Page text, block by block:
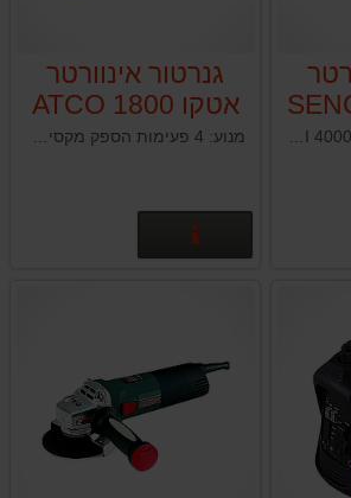
גנרטור אינוורטר סנסי SENCI 4000I
גנרטור אינוורטר
אטקו ATCO 1800
מנוע: 4 פעימות הספק מקסימאלי: 1800 וואט הספק עבודה בעומס: 1500 וואט זמן עבודה למיכל דלק: 4 ש' נפח מיכל דלק: 3.6 ל' עוצמת רעש: 58 דציבל מידות: 52.5X29.5X44 משקל: 18.5 ק"ג